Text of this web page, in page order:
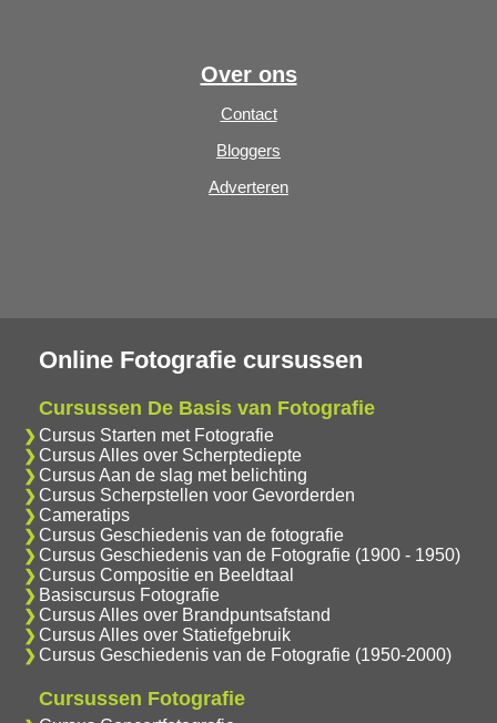
Over ons
Contact
Bloggers
Adverteren
Online Fotografie cursussen
Cursussen De Basis van Fotografie
Cursus Starten met Fotografie
Cursus Alles over Scherptediepte
Cursus Aan de slag met belichting
Cursus Scherpstellen voor Gevorderden
Cameratips
Cursus Geschiedenis van de fotografie
Cursus Geschiedenis van de Fotografie (1900 - 1950)
Cursus Compositie en Beeldtaal
Basiscursus Fotografie
Cursus Alles over Brandpuntsafstand
Cursus Alles over Statiefgebruik
Cursus Geschiedenis van de Fotografie (1950-2000)
Cursussen Fotografie